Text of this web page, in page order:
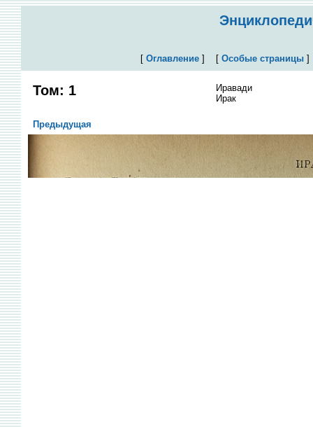
[ Оглавление] [ Особые страницы
Том: 1
Иравади
Ирак
Предыдущая